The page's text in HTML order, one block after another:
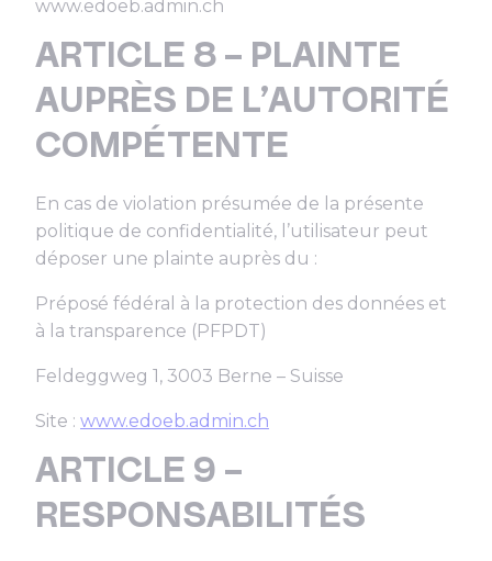
www.edoeb.admin.ch
ARTICLE 8 – PLAINTE
AUPRÈS DE L’AUTORITÉ
COMPÉTENTE
En cas de violation présumée de la présente
politique de confidentialité, l’utilisateur peut
déposer une plainte auprès du :
Préposé fédéral à la protection des données et
à la transparence (PFPDT)
Feldeggweg 1, 3003 Berne – Suisse
Site : www.edoeb.admin.ch
ARTICLE 9 –
RESPONSABILITÉS